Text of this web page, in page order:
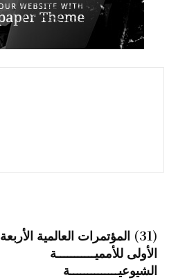
(31) المؤتمرات العالمية الأربعة
الأولى للأمميـــــــــــة
الشيوعيــــــــــــــة